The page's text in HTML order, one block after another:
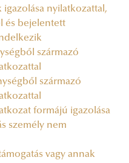
igazolása nyilatkozattal,
és bejelentett
származó
származó
formájú igazolása
személy nem
vagy annak